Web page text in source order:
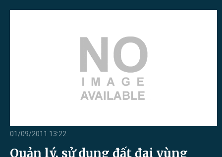
01/09/2011 13:22
Quản lý, sử dụng đất đai vùng